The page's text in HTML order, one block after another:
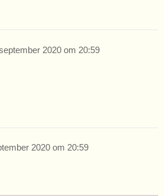
2020 om 20:59
2020 om 20:59